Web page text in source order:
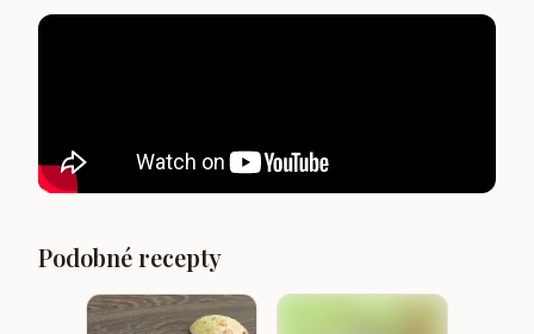
Podobné recepty